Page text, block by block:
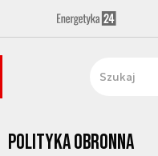
Polityka obronna